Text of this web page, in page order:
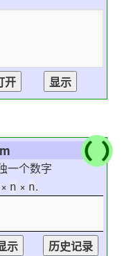
一个数字
× n × n.